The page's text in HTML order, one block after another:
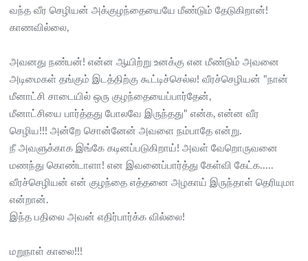
வந்த வீர செழியன் அக்குழந்தையையே மீண்டும் தேடுகிறான்!
காணவில்லை,
அவனது நண்பன்! என்ன ஆயிற்று உனக்கு என மீண்டும் அவனை
அடிமைகள் தங்கும் இடத்திற்கு கூட்டிச்செல்ல! வீரச்செழியன் "நான்
மீனாட்சி சாடையில் ஒரு குழந்தையைப்பார்தேன்,
மீனாட்சியை பார்த்தது போலவே இருந்தது" என்க, என்ன வீர
செழிய!!! அன்றே சொன்னேன் அவளை நம்பாதே என்று.
நீ அவளுக்காக இங்கே கடினப்படுகிறாய்! அவள் வேறொருவனை
மணந்து கொண்டாளா! என இவனைப்பார்த்து கேள்வி கேட்க.....
வீரச்செழியன் என் குழந்தை எத்தனை அழகாய் இருந்தாள் தெரியுமா
என்றான்.
இந்த பதிலை அவன் எதிர்பார்க்க வில்லை!
மறுநாள் காலை!!!